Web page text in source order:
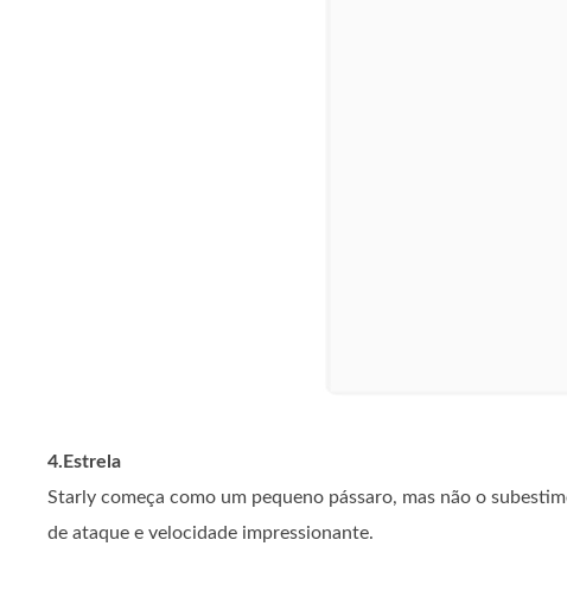
4.Estrela
Starly começa como um pequeno pássaro, mas não o
de ataque e velocidade impressionante.